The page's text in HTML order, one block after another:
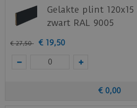
Gelakte plint
zwart RAL 9005
€ 27,50 € 19,50
€ 0,00